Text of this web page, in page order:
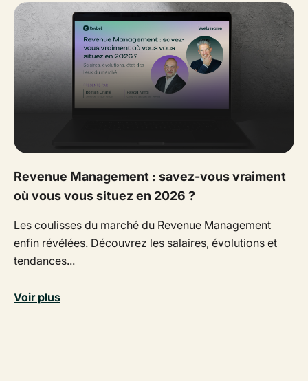
Revenue Management : savez-vous vraiment
où vous vous situez en 2026 ?
Les coulisses du marché du Revenue Management
enfin révélées. Découvrez les salaires, évolutions et
tendances...
Voir plus